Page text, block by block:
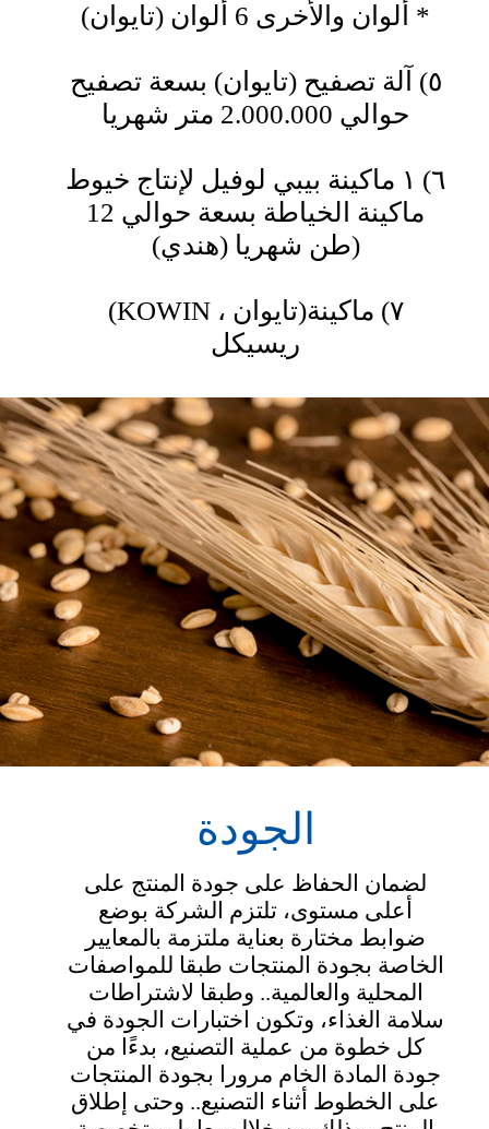
ألوان والأخرى 6 ألوان (تايوان) *
٥) آلة تصفيح (تايوان) بسعة تصفيح
حوالي 2.000.000 متر شهريا
٦) ١ ماكينة بيبي لوفيل لإنتاج خيوط
ماكينة الخياطة بسعة حوالي 12
طن شهريا (هندي))
(KOWIN ، تايوان)٧) ماكينة
ريسيكل
الجودة
لضمان الحفاظ على جودة المنتج على
أعلى مستوى، تلتزم الشركة بوضع
ضوابط مختارة بعناية ملتزمة بالمعايير
الخاصة بجودة المنتجات طبقا للمواصفات
المحلية والعالمية.. وطبقا لاشتراطات
سلامة الغذاء، وتكون اختبارات الجودة في
كل خطوة من عملية التصنيع، بدءًا من
جودة المادة الخام مرورا بجودة المنتجات
على الخطوط أثناء التصنيع.. وحتى إطلاق